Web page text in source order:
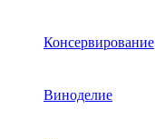
Консервирование
Виноделие